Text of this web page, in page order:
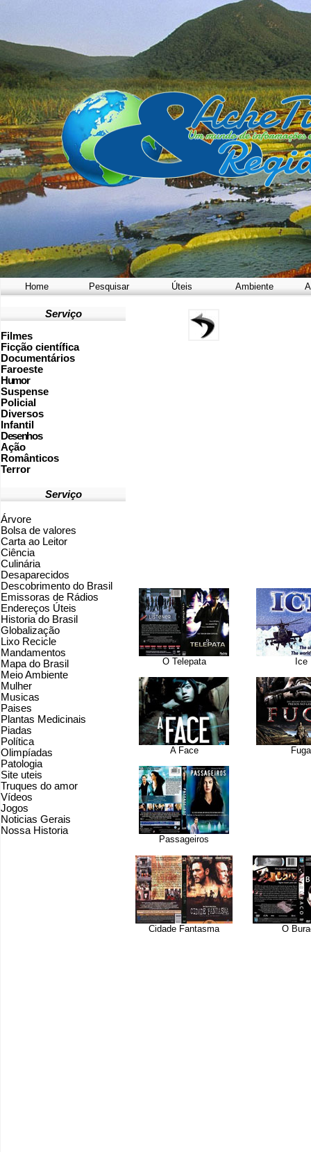
Home Pesquisar Úteis Ambiente
Serviço
Filmes
Ficção científica
Documentários
Faroeste
Humor
Suspense
Policial
Diversos
Infantil
Desenhos
Ação
Românticos
Terror
Serviço
Árvore
Bolsa de valores
Carta ao Leitor
Ciência
Culinária
Desaparecidos
Descobrimento do Brasil
Emissoras de Rádios
Endereços Úteis
Historia do Brasil
Globalização
Lixo Recicle
Mandamentos
Mapa do Brasil
Meio Ambiente
Mulher
Musicas
Paises
Plantas Medicinais
Piadas
Política
Olimpíadas
Patologia
Site uteis
Truques do amor
Vídeos
Jogos
Noticias Gerais
Nossa Historia
O Telepata Ice
A Face Fuga
Passageiros
Cidade Fantasma O